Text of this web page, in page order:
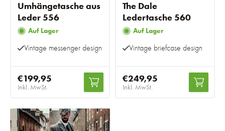
Umhängetasche aus
Leder 556
Auf Lager
Vintage messenger design
€199,95
Inkl. MwSt.
The Dale
Ledertasche 560
Auf Lager
Vintage briefcase design
€249,95
Inkl. MwSt.